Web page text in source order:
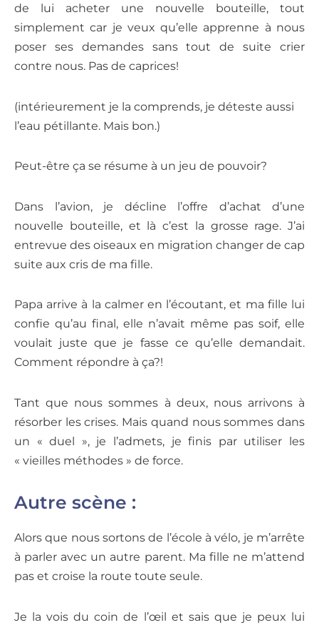
de lui acheter une nouvelle bouteille, tout
simplement car je veux qu’elle apprenne à nous
poser ses demandes sans tout de suite crier
contre nous. Pas de caprices!
(intérieurement je la comprends, je déteste aussi
l’eau pétillante. Mais bon.)
Peut-être ça se résume à un jeu de pouvoir?
Dans l’avion, je décline l’offre d’achat d’une
nouvelle bouteille, et là c’est la grosse rage. J’ai
entrevue des oiseaux en migration changer de cap
suite aux cris de ma fille.
Papa arrive à la calmer en l’écoutant, et ma fille lui
confie qu’au final, elle n’avait même pas soif, elle
voulait juste que je fasse ce qu’elle demandait.
Comment répondre à ça?!
Tant que nous sommes à deux, nous arrivons à
résorber les crises. Mais quand nous sommes dans
un « duel », je l’admets, je finis par utiliser les
« vieilles méthodes » de force.
Autre scène :
Alors que nous sortons de l’école à vélo, je m’arrête
à parler avec un autre parent. Ma fille ne m’attend
pas et croise la route toute seule.
Je la vois du coin de l’œil et sais que je peux lui